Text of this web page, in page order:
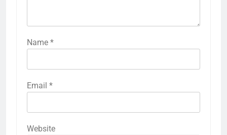
Name *
Email *
Website